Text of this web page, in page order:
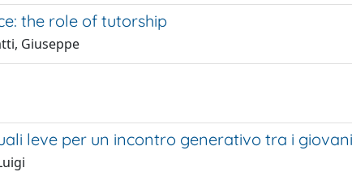
the role of tutorship
Giuseppe
leve per un incontro generativo tra i